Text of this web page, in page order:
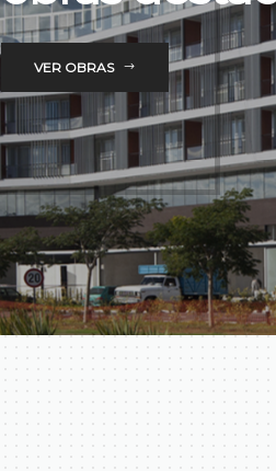
VER OBRAS
VER OBRAS
VER OBRAS